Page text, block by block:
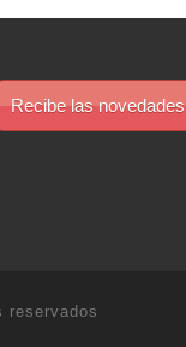
Recibe las novedades
reservados